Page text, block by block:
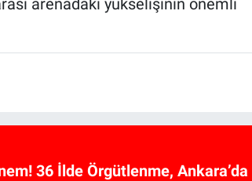
arenadaki yükselişinin önemli
36 İlde Örgütlenme, Ankara’da